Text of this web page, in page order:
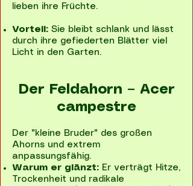
lieben ihre Früchte.
Vorteil: Sie bleibt schlank und lässt
durch ihre gefiederten Blätter viel
Licht in den Garten.
Der Feldahorn – Acer
campestre
Der "kleine Bruder" des großen
Ahorns und extrem
anpassungsfähig.
Warum er glänzt: Er verträgt Hitze,
Trockenheit und radikale